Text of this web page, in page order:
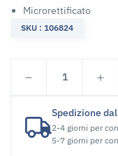
Microrettificato
SKU : 106824
1
Spedizione
2-4 giorni per
5-7 giorni per